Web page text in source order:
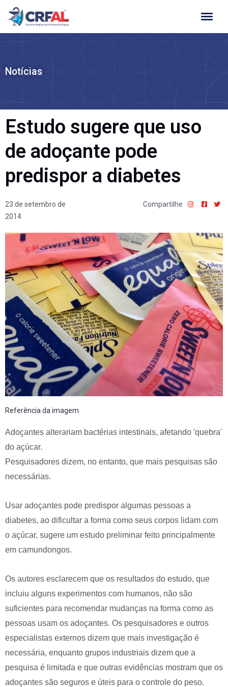
Ir
para
Notícias
Estudo sugere que uso
de adoçante pode
predispor a diabetes
23 de setembro de
2014
Compartilhe
Referência da imagem
Adoçantes alterariam bactérias intestinais, afetando 'quebra'
do açúcar.
Pesquisadores dizem, no entanto, que mais pesquisas são
necessárias.
Usar adoçantes pode predispor algumas pessoas a
diabetes, ao dificultar a forma como seus corpos lidam com
o açúcar, sugere um estudo preliminar feito principalmente
em camundongos.
Os autores esclarecem que os resultados do estudo, que
incluiu alguns experimentos com humanos, não são
suficientes para recomendar mudanças na forma como as
pessoas usam os adoçantes. Os pesquisadores e outros
especialistas externos dizem que mais investigação é
necessária, enquanto grupos industriais dizem que a
pesquisa é limitada e que outras evidências mostram que os
adoçantes são seguros e úteis para o controle do peso.